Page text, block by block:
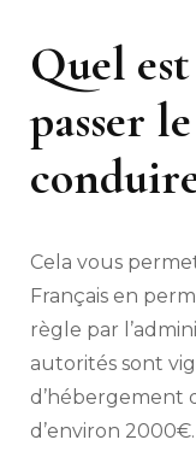
Quel
passer
Cela vous
Français en
règle par
autorités sont
d’hébergement
d’environ 2000€.